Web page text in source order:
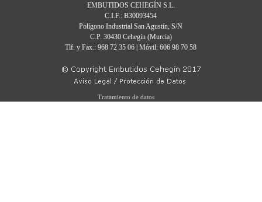
Tratamiento de datos
EMBUTIDOS CEHEGÍN S.L.
C.I.F.: B30093454
Polígono Industrial San Agustín, S/N
C.P. 30430 Cehegín (Murcia)
Tlf. y Fax.: 968 72 35 06 | Móvil: 606 98 70 58